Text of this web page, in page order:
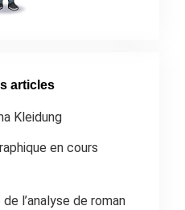
articles
Kleidung
en cours
l’analyse de roman